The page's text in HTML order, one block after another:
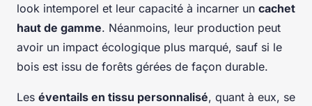
look intemporel et leur capacité à incarner un cachet
haut de gamme. Néanmoins, leur production peut
avoir un impact écologique plus marqué, sauf si le
bois est issu de forêts gérées de façon durable.
Les éventails en tissu personnalisé, quant à eux, se